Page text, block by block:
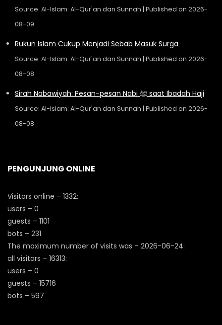
Source: Al-Islam: Al-Qur'an dan Sunnah Published on 2026-
08-09
Rukun Islam Cukup Menjadi Sebab Masuk Surga
Source: Al-Islam: Al-Qur'an dan Sunnah Published on 2026-
08-08
Sirah Nabawiyah: Pesan-pesan Nabi ﷺ saat Ibadah Haji
Source: Al-Islam: Al-Qur'an dan Sunnah Published on 2026-
08-08
PENGUNJUNG ONLINE
Visitors online – 1332:
users – 0
guests – 1101
bots – 231
The maximum number of visits was – 2026-06-24:
all visitors – 16313:
users – 0
guests – 15716
bots – 597